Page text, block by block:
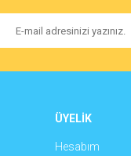
ÜYELİK
Hesabım